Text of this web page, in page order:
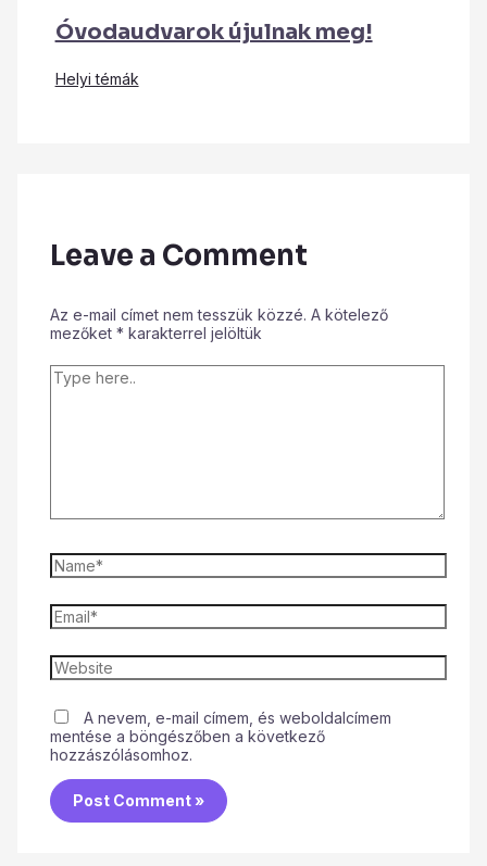
Óvodaudvarok újulnak meg!
Helyi témák
Leave a Comment
Az e-mail címet nem tesszük közzé. A kötelező
mezőket * karakterrel jelöltük
A nevem, e-mail címem, és weboldalcímem
mentése a böngészőben a következő
hozzászólásomhoz.